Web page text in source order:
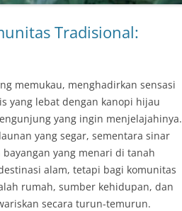
Tradisional:
memukau, menghadirkan sensasi
yang lebat dengan kanopi hijau
yang ingin menjelajahinya.
yang segar, sementara sinar
yang menari di tanah
alam, tetapi bagi komunitas
rumah, sumber kehidupan, dan
secara turun-temurun.